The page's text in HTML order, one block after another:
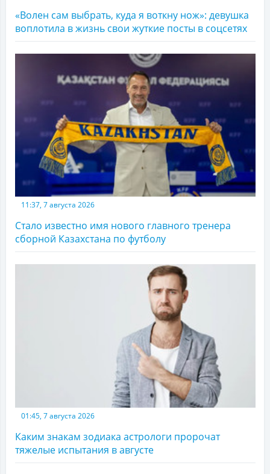
«Волен сам выбрать, куда я воткну нож»: девушка
воплотила в жизнь свои жуткие посты в соцсетях
11:37, 7 августа 2026
Стало известно имя нового главного тренера
сборной Казахстана по футболу
01:45, 7 августа 2026
Каким знакам зодиака астрологи пророчат
тяжелые испытания в августе